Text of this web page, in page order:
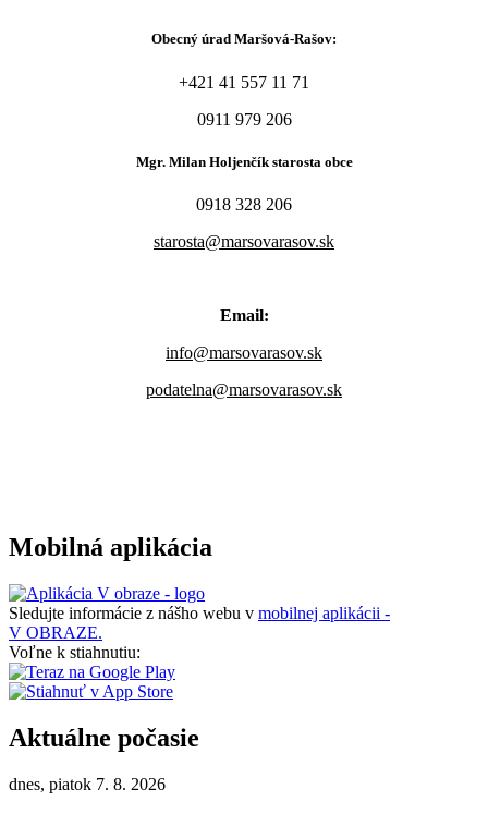
Obecný úrad Maršová-Rašov:
+421 41 557 11 71
0911 979 206
Mgr. Milan Holjenčík starosta obce
0918 328 206
starosta@marsovarasov.sk
Email:
info@marsovarasov.sk
podatelna@marsovarasov.sk
Mobilná aplikácia
Sledujte informácie z nášho webu v mobilnej aplikácii -
V OBRAZE.
Voľne k stiahnutiu:
Aktuálne počasie
dnes, piatok 7. 8. 2026